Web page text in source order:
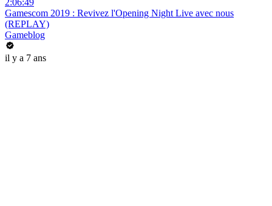
2:06:49
Gamescom 2019 : Revivez l'Opening Night Live avec nous
(REPLAY)
Gameblog
il y a 7 ans